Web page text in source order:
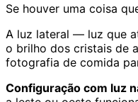
Se houver uma coisa
A luz lateral — luz que
o brilho dos cristais de
fotografia de comida
Configuração com luz